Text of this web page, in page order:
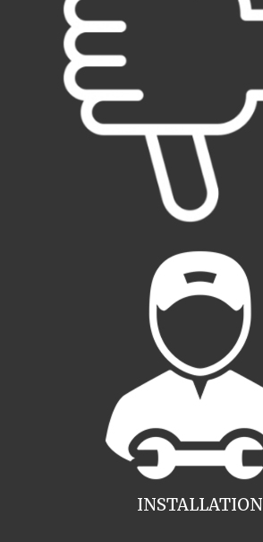
INSTALLATION